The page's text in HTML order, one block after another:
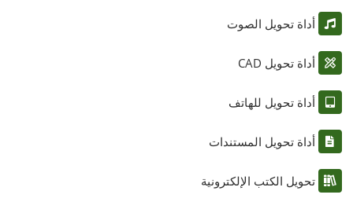
أداة تحويل الصوت
أداة تحويل CAD
أداة تحويل للهاتف
أداة تحويل المستندات
تحويل الكتب الإلكترونية